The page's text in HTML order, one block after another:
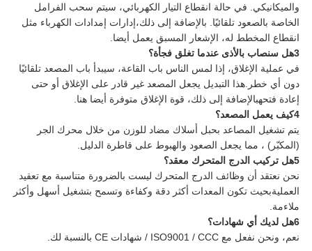
والميكانيكي. في حالة انقطاع التيار الكهربائي، سيتم سحب الفرامل
الخاصة بالصعود تلقائيًا. بالإضافة إلى ذلك،إدارات إمدادات الكهرباء مثل
انقطاع المخطط له، الإشعار المسبق يعمل أيضا.
3هل سنصاب بالأذى عندما تغلق فجأة؟
في عملية الإغلاق، إذا لمس الناس باب القاعة، سيبدأ باب المصعد تلقائيًا
دون أي خطر.هذا التبديل يجعل المصعد غير قادر على الإغلاق أو حتى
إعادة فتحهبالإضافة إلى ذلك، قوة الإغلاق متوفرة أيضا هنا.
4كيف يعمل المصعد؟
يتم تشغيل المصاعد بحبل أسلاك مضاد للوزن من خلال محرك الجر
(المكبّر) ، مما يجعل الصعود والهبوط على قاطرة الدليل.
5هل تركيب الدرج المتحرك معقد؟
نحن نعتقد أن وظائف الدرج المتحرك ليست بالضرورة متناسبة مع تعقيد
العمليةبحيث تكون المعدات أكثر دقة وكفاءة وتسمح بتشغيل أسهل وأكثر
ملاءمة.
6هل لديك أي شهادات؟
نعم، ونحن نفعل مع ISO9001 / CCC / شهادات CE بالنسبة لك.